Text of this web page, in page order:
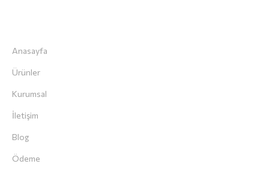
Anasayfa
Ürünler
Kurumsal
İletişim
Blog
Ödeme